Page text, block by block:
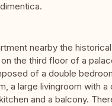
nearby the
the third floor of a
of a double
a large livingroom with a
and a balcony.